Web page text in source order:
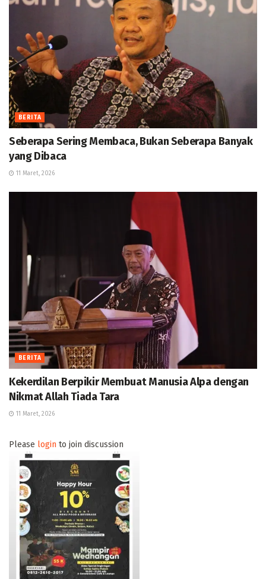
BERITA
Seberapa Sering Membaca, Bukan Seberapa Banyak
yang Dibaca
11 Maret, 2026
BERITA
Kekerdilan Berpikir Membuat Manusia Alpa dengan
Nikmat Allah Tiada Tara
11 Maret, 2026
Please login to join discussion